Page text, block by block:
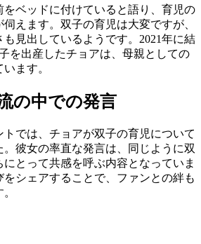
ベッドに付けていると語り、育児の
えます。双子の育児は大変ですが、
見出しているようです。2021年に結
を出産したチョアは、母親としての
ます。
の中での発言
では、チョアが双子の育児について
彼女の率直な発言は、同じように双
とって共感を呼ぶ内容となっていま
シェアすることで、ファンとの絆も